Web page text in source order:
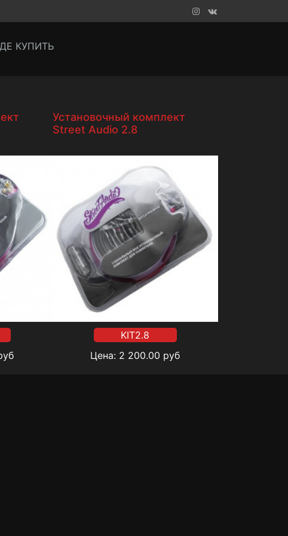
КУПИТЬ
Установочный комплект
Street Audio 2.8
KIT2.8
Цена: 2 200.00 руб